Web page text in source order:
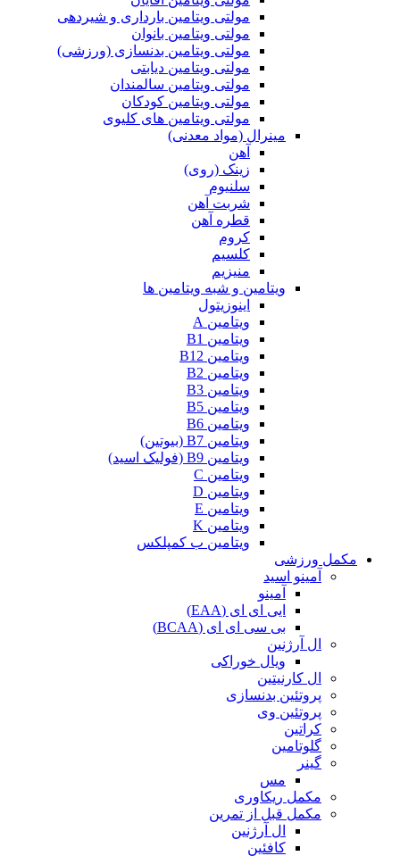
مولتی ویتامین بارداری و شیردهی
مولتی ویتامین بانوان
مولتی ویتامین بدنسازی (ورزشی)
مولتی ویتامین دیابتی
مولتی ویتامین سالمندان
مولتی ویتامین کودکان
مولتی ویتامین های کلیوی
مینرال (مواد معدنی)
آهن
زینک (روی)
سلنیوم
شربت آهن
قطره آهن
کروم
کلسیم
منیزیم
ویتامین و شبه ویتامین ها
اینوزیتول
ویتامین A
ویتامین B1
ویتامین B12
ویتامین B2
ویتامین B3
ویتامین B5
ویتامین B6
ویتامین B7 (بیوتین)
ویتامین B9 (فولیک اسید)
ویتامین C
ویتامین D
ویتامین E
ویتامین K
ویتامین ب کمپلکس
مکمل ورزشی
آمینو اسید
آمینو
ایی ای ای (EAA)
بی سی ای ای (BCAA)
ال آرژنین
ویال خوراکی
ال کارنیتین
پروتئین بدنسازی
پروتئین وی
کراتین
گلوتامین
گینر
مس
مکمل ریکاوری
مکمل قبل از تمرین
ال آرژنین
کافئین